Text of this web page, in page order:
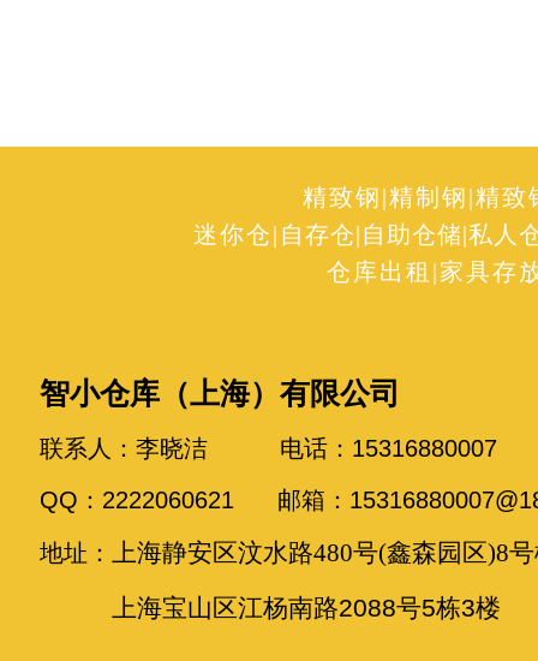
精致钢|精制钢|精致
迷你仓| 自存仓|自助仓储|私人
仓库出租 |家具存
智小仓库（上海）有限公司
联系人：李晓洁 电话：15316880007
QQ：2222060621 邮箱：
地址： 上海静安区汶水路480号(鑫森园区)8
上海宝山区江杨南路2088号5栋3楼